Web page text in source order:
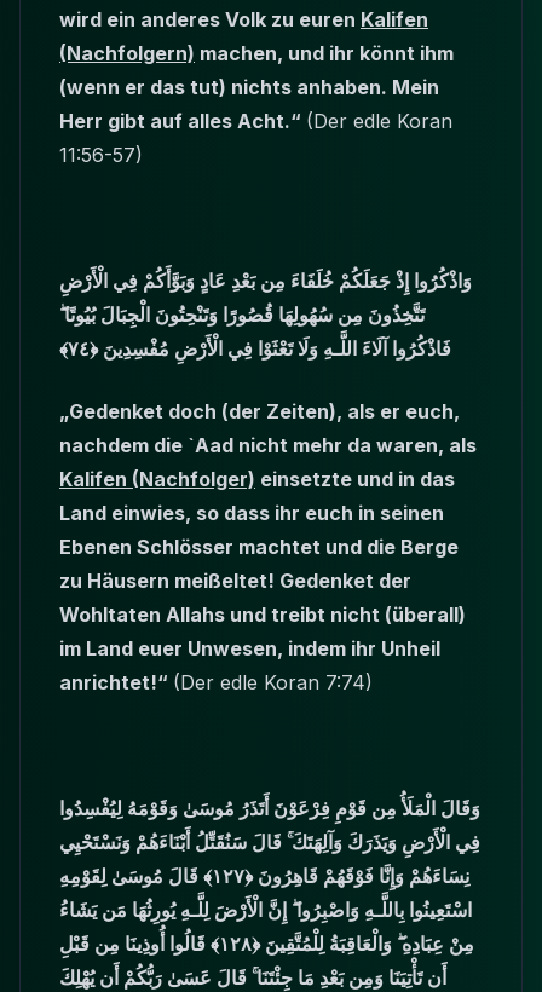
wird ein anderes Volk zu euren Kalifen
(Nachfolgern) machen, und ihr könnt ihm
(wenn er das tut) nichts anhaben. Mein
Herr gibt auf alles Acht.“ (Der edle Koran
11:56-57)
وَاذْكُرُوا إِذْ جَعَلَكُمْ خُلَفَاءَ مِن بَعْدِ عَادٍ وَبَوَّأَكُمْ فِي الْأَرْضِ
تَتَّخِذُونَ مِن سُهُولِهَا قُصُورًا وَتَنْحِتُونَ الْجِبَالَ بُيُوتًا ۖ
فَاذْكُرُوا آلَاءَ اللَّـهِ وَلَا تَعْثَوْا فِي الْأَرْضِ مُفْسِدِينَ ﴿٧٤﴾
„Gedenket doch (der Zeiten), als er euch,
nachdem die `Aad nicht mehr da waren, als
Kalifen (Nachfolger) einsetzte und in das
Land einwies, so dass ihr euch in seinen
Ebenen Schlösser machtet und die Berge
zu Häusern meißeltet! Gedenket der
Wohltaten Allahs und treibt nicht (überall)
im Land euer Unwesen, indem ihr Unheil
anrichtet!“ (Der edle Koran 7:74)
وَقَالَ الْمَلَأُ مِن قَوْمِ فِرْعَوْنَ أَتَذَرُ مُوسَىٰ وَقَوْمَهُ لِيُفْسِدُوا
فِي الْأَرْضِ وَيَذَرَكَ وَآلِهَتَكَ ۚ قَالَ سَنُقَتِّلُ أَبْنَاءَهُمْ وَنَسْتَحْيِي
نِسَاءَهُمْ وَإِنَّا فَوْقَهُمْ قَاهِرُونَ ﴿١٢٧﴾ قَالَ مُوسَىٰ لِقَوْمِهِ
اسْتَعِينُوا بِاللَّـهِ وَاصْبِرُوا ۖ إِنَّ الْأَرْضَ لِلَّـهِ يُورِثُهَا مَن يَشَاءُ
مِنْ عِبَادِهِ ۖ وَالْعَاقِبَةُ لِلْمُتَّقِينَ ﴿١٢٨﴾ قَالُوا أُوذِينَا مِن قَبْلِ
أَن تَأْتِيَنَا وَمِن بَعْدِ مَا جِئْتَنَا ۚ قَالَ عَسَىٰ رَبُّكُمْ أَن يُهْلِكَ